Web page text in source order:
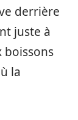
derrière
juste à
boissons
la